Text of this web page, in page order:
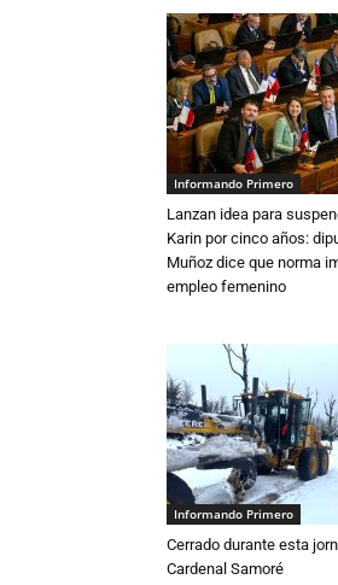
Informando Primero
Lanzan idea para
Karin por cinco años:
Muñoz dice que norma
empleo femenino
Informando Primero
Cerrado durante esta
Cardenal Samoré